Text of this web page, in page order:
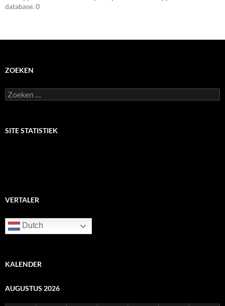
database. 0
ZOEKEN
Zoeken
naar:
SITE STATISTIEK
VERTALER
Dutch
KALENDER
AUGUSTUS 2026